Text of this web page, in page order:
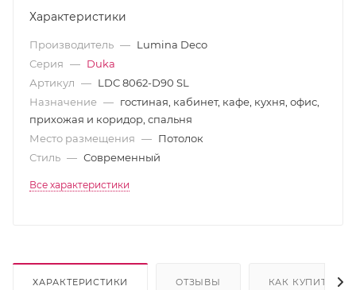
Характеристики
Производитель — Lumina Deco
Серия — Duka
Артикул — LDC 8062-D90 SL
Назначение — гостиная, кабинет, кафе, кухня, офис,
прихожая и коридор, спальня
Место размещения — Потолок
Стиль — Современный
Все характеристики
ХАРАКТЕРИСТИКИ ОТЗЫВЫ КАК КУПИТЬ